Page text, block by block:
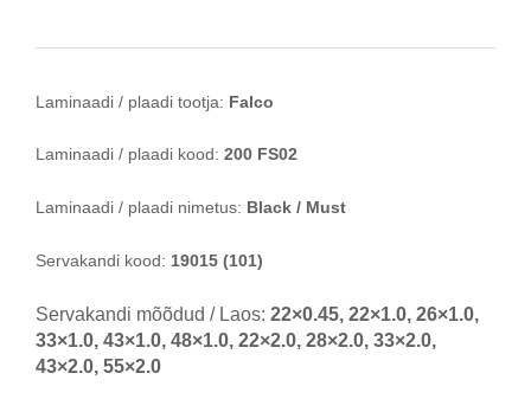
Laminaadi / plaadi tootja: Falco
Laminaadi / plaadi kood: 200 FS02
Laminaadi / plaadi nimetus: Black / Must
Servakandi kood: 19015 (101)
Servakandi mõõdud / Laos: 22×0.45, 22×1.0, 26×1.0,
33×1.0, 43×1.0, 48×1.0, 22×2.0, 28×2.0, 33×2.0,
43×2.0, 55×2.0